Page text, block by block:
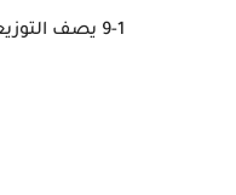
9-1 يصف التوزيعات الالكترونية لتشمل عدد الالكترونات في كل من مستويات الطاقة الرئيسية والفرعية والافلاك